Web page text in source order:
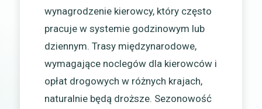
wynagrodzenie kierowcy, który często
pracuje w systemie godzinowym lub
dziennym. Trasy międzynarodowe,
wymagające noclegów dla kierowców i
opłat drogowych w różnych krajach,
naturalnie będą droższe. Sezonowość